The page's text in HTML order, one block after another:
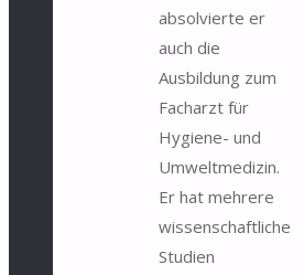
absolvierte er
auch die
Ausbildung zum
Facharzt für
Hygiene- und
Umweltmedizin.
Er hat mehrere
wissenschaftliche
Studien